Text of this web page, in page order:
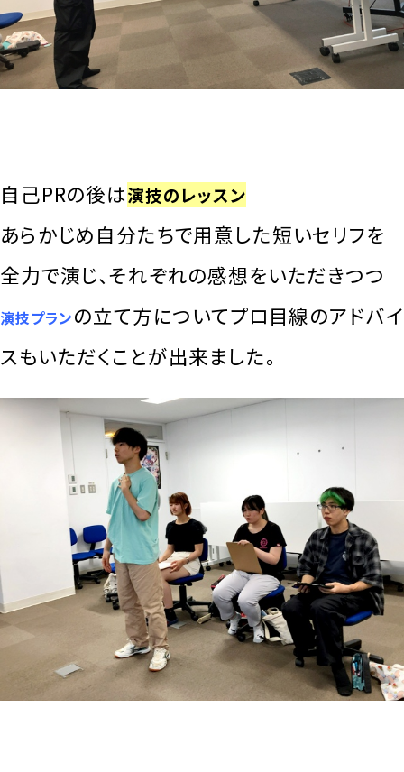
自己PRの後は演技のレッスン
あらかじめ自分たちで用意した短いセリフを
全力で演じ、それぞれの感想をいただきつつ
演技プランの立て方についてプロ目線のアドバイ
スもいただくことが出来ました。